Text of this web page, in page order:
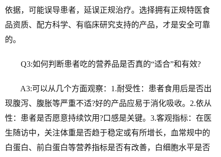
依据，可能误导患者，延误正规治疗。选择拥有正规特医食
品资质、配方科学、有临床研究支持的产品，才是安全可靠
的。
Q3:如何判断患者吃的营养品是否真的“适合”和有效?
A3:可以从几个方面观察：1.耐受性：患者食用后是否出
现腹泻、腹胀等严重不适?好的产品应易于消化吸收。2.依从
性：患者是否愿意持续饮用?口感是关键。3.客观指标：在医
生随访中，关注体重是否趋于稳定或有所增长，血常规中的
白蛋白、前白蛋白等营养指标是否有改善，白细胞水平是否